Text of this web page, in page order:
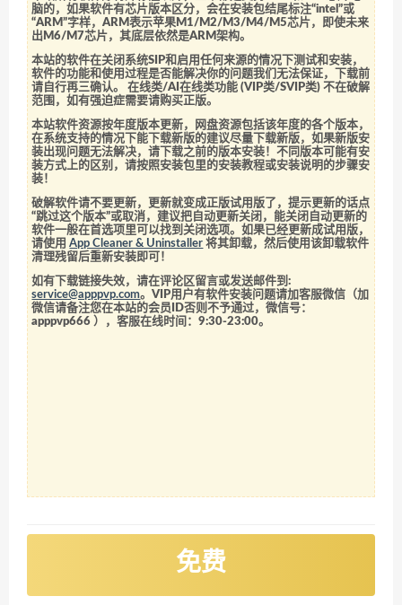
脑的，如果软件有芯片版本区分，会在安装包结尾标注“intel”或
“ARM”字样，ARM表示苹果M1/M2/M3/M4/M5芯片，即使未来
出M6/M7芯片，其底层依然是ARM架构。
本站的软件在关闭系统SIP和启用任何来源的情况下测试和安装，
软件的功能和使用过程是否能解决你的问题我们无法保证，下载前
请自行再三确认。 在线类/AI在线类功能 (VIP类/SVIP类) 不在破解
范围，如有强迫症需要请购买正版。
本站软件资源按年度版本更新，网盘资源包括该年度的各个版本，
在系统支持的情况下能下载新版的建议尽量下载新版，如果新版安
装出现问题无法解决，请下载之前的版本安装！不同版本可能有安
装方式上的区别，请按照安装包里的安装教程或安装说明的步骤安
装！
破解软件请不要更新，更新就变成正版试用版了，提示更新的话点
“跳过这个版本”或取消，建议把自动更新关闭，能关闭自动更新的
软件一般在首选项里可以找到关闭选项。如果已经更新成试用版，
请使用App Cleaner & Uninstaller 将其卸载，然后使用该卸载软件
清理残留后重新安装即可！
如有下载链接失效，请在评论区留言或发送邮件到:
service@apppvp.com。VIP用户有软件安装问题请加客服微信（加
微信请备注您在本站的会员ID否则不予通过，微信号：
apppvp666 ），客服在线时间：9:30-23:00。
免费